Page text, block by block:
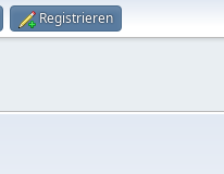
Registrieren